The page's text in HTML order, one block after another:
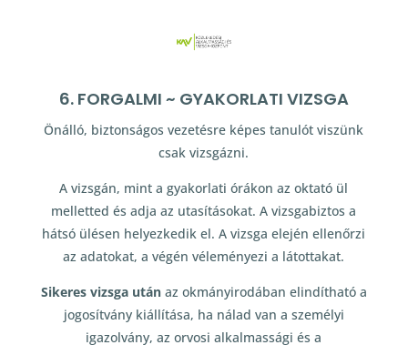
6. FORGALMI ~ GYAKORLATI VIZSGA
Önálló, biztonságos vezetésre képes tanulót viszünk
csak vizsgázni.
A vizsgán, mint a gyakorlati órákon az oktató ül
melletted és adja az utasításokat. A vizsgabiztos a
hátsó ülésen helyezkedik el. A vizsga elején ellenőrzi
az adatokat, a végén véleményezi a látottakat.
Sikeres vizsga utánaz okmányirodában elindítható a
jogosítvány kiállítása, ha nálad van a személyi
igazolvány, az orvosi alkalmassági és a